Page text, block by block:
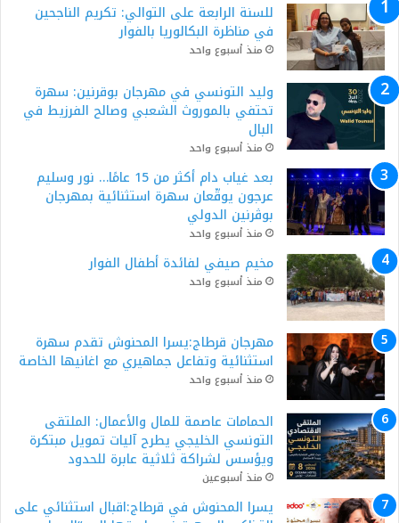
للسنة الرابعة على التوالي: تكريم الناجحين
في مناظرة البكالوريا بالفوار
منذ أسبوع واحد
وليد التونسي في مهرجان بوقرنين: سهرة
تحتفي بالموروث الشعبي وصالح الفرزيط في
البال
منذ أسبوع واحد
بعد غياب دام أكثر من 15 عامًا… نور وسليم
عرجون يوقّعان سهرة استثنائية بمهرجان
بوڨرنين الدولي
منذ أسبوع واحد
مخيم صيفي لفائدة أطفال الفوار
منذ أسبوع واحد
مهرجان قرطاج:يسرا المحنوش تقدم سهرة
استثنائية وتفاعل جماهيري مع اغانيها الخاصة
منذ أسبوع واحد
الحمامات عاصمة للمال والأعمال: الملتقى
التونسي الخليجي يطرح آليات تمويل مبتكرة
ويؤسس لشراكة ثلاثية عابرة للحدود
منذ أسبوعين
يسرا المحنوش في قرطاج:اقبال استثنائي على